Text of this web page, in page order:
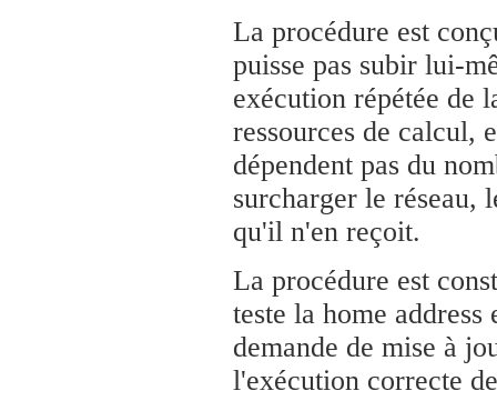
La procédure est
puisse pas subir lui-
exécution répétée de
ressources de calcul,
dépendent pas du
surcharger le réseau,
qu'il n'en reçoit.
La procédure est
teste la home
demande de mise à
l'exécution correcte